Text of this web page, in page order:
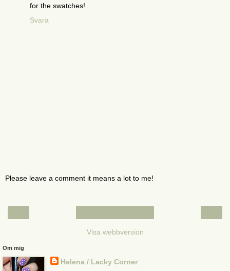
for the swatches!
Svara
Please leave a comment it means a lot to me!
Visa webbversion
Om mig
Helena / Lacky Corner